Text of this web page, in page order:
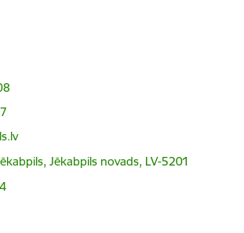
Jēkabpils novads, LV-5201